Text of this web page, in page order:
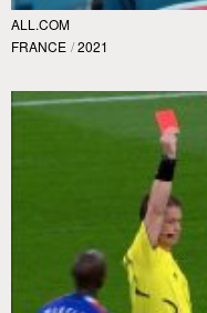
ALL.COM
FRANCE / 2021